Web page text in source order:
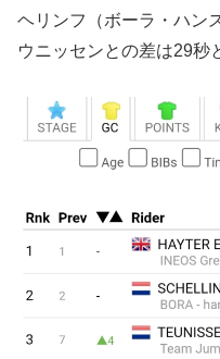
ヘリンフ（ボーラ・ハン
ウニッセンとの差は29秒